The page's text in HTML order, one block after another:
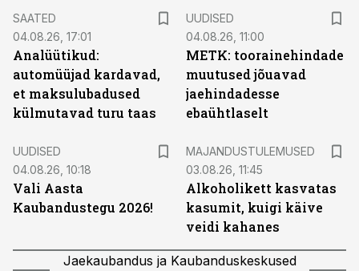
SAATED
04.08.26, 17:01
Analüütikud:
automüüjad kardavad,
et maksulubadused
külmutavad turu taas
UUDISED
04.08.26, 11:00
METK: toorainehindade
muutused jõuavad
jaehindadesse
ebaühtlaselt
UUDISED
04.08.26, 10:18
Vali Aasta
Kaubandustegu 2026!
MAJANDUSTULEMUSED
03.08.26, 11:45
Alkoholikett kasvatas
kasumit, kuigi käive
veidi kahanes
Jaekaubandus ja Kaubanduskeskused